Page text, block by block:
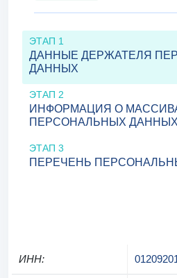
ЭТАП 1
ДАННЫЕ ДЕРЖАТЕЛЯ
ДАННЫХ
ЭТАП 2
ИНФОРМАЦИЯ О
ПЕРСОНАЛЬНЫХ ДАННЫХ
ЭТАП 3
ПЕРЕЧЕНЬ
ИНН: